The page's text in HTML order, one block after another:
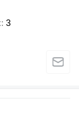
3